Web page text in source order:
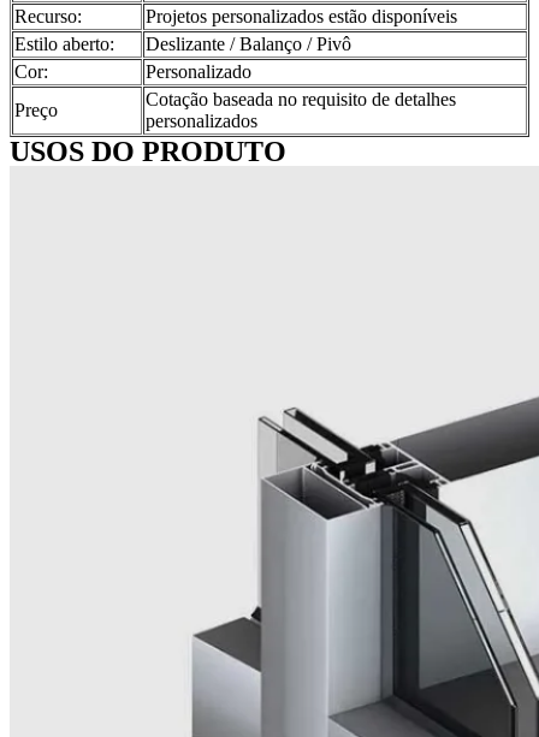
Recurso:
Projetos personalizados estão disponíveis
Estilo aberto:
Deslizante / Balanço / Pivô
Cor:
Personalizado
Preço
Cotação baseada no requisito de detalhes
personalizados
USOS DO PRODUTO